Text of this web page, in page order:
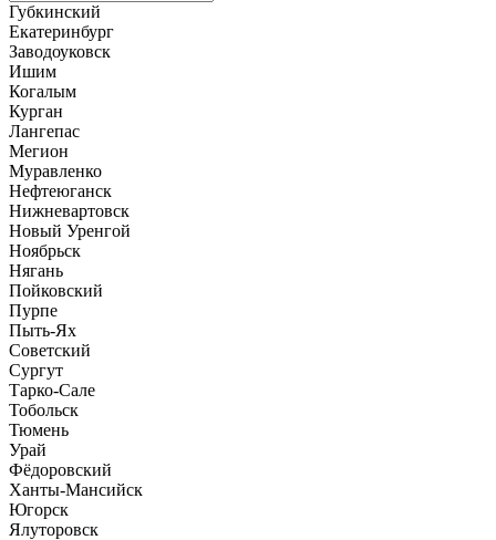
Губкинский
Екатеринбург
Заводоуковск
Ишим
Когалым
Курган
Лангепас
Мегион
Муравленко
Нефтеюганск
Нижневартовск
Новый Уренгой
Ноябрьск
Нягань
Пойковский
Пурпе
Пыть-Ях
Советский
Сургут
Тарко-Сале
Тобольск
Тюмень
Урай
Фёдоровский
Ханты-Мансийск
Югорск
Ялуторовск